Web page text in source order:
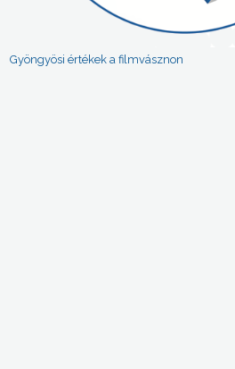
Gyöngyösi értékek a filmvásznon